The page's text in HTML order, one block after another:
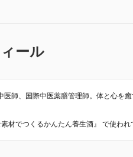
ール
医師、国際中医薬膳管理師。体と心を
素材でつくるかんたん養生酒』 で使わ